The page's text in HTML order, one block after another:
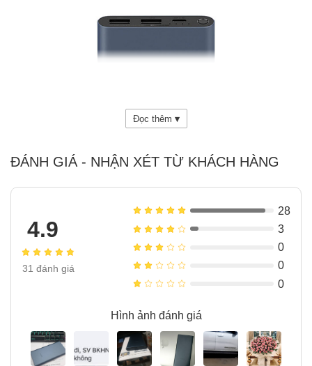
Hỗ trợ sạc nhanh 2 chiều 22.5W
Hỗ trợ nhiều công nghệ sạc nhanh
Pin Lithium-Polymer dung lượng lớn 10000mAh
Đọc thêm ▾
ĐÁNH GIÁ - NHẬN XÉT TỪ KHÁCH HÀNG
4.9
31 đánh giá
28
3
0
0
0
Hình ảnh đánh giá